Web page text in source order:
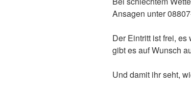
Ansagen unter
Der Eintritt ist frei,
gibt es auf Wunsch
Und damit ihr seht,